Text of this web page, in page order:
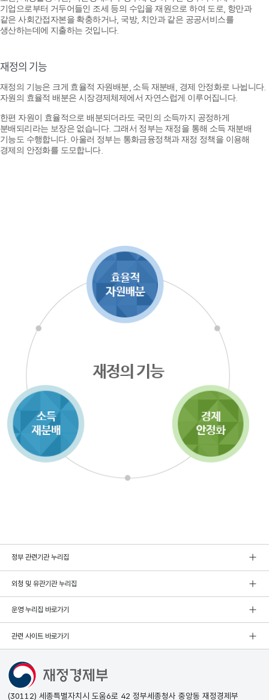
기업으로부터 거두어들인 조세 등의 수입을 재원으로 하여 도로, 항만과
같은 사회간접자본을 확충하거나, 국방, 치안과 같은 공공서비스를
생산하는데에 지출하는 것입니다.
재정의 기능
재정의 기능은 크게 효율적 자원배분, 소득 재분배, 경제 안정화로 나뉩니다.
자원의 효율적 배분은 시장경제체제에서 자연스럽게 이루어집니다.
한편 자원이 효율적으로 배분되더라도 국민의 소득까지 공정하게
분배되리라는 보장은 없습니다. 그래서 정부는 재정을 통해 소득 재분배
기능도 수행합니다. 아울러 정부는 통화금융정책과 재정 정책을 이용해
경제의 안정화를 도모합니다.
정부 관련기관 누리집
외청 및 유관기관 누리집
운영 누리집 바로가기
관련 사이트 바로가기
(30112) 세종특별자치시 도움6로 42 정부세종청사 중앙동 재정경제부